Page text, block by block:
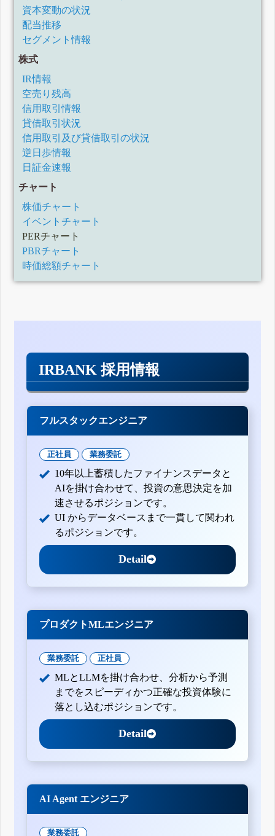
資本変動の状況
配当推移
セグメント情報
株式
IR情報
空売り残高
信用取引情報
貸借取引状況
信用取引及び貸借取引の状況
逆日歩情報
日証金速報
チャート
株価チャート
イベントチャート
PERチャート
PBRチャート
時価総額チャート
IRBANK 採用情報
フルスタックエンジニア
正社員 業務委託
10年以上蓄積したファイナンスデータと
AIを掛け合わせて、投資の意思決定を加
速させるポジションです。
UI からデータベースまで一貫して関われ
るポジションです。
Detail
プロダクトMLエンジニア
業務委託 正社員
MLとLLMを掛け合わせ、分析から予測
までをスピーディかつ正確な投資体験に
落とし込むポジションです。
Detail
AI Agent エンジニア
業務委託